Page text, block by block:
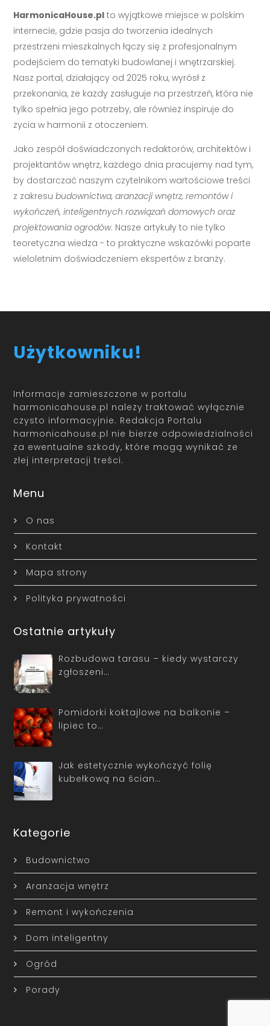
HarmonicaHouse.pl to wyjątkowe miejsce w polskim
internecie, gdzie pasja do tworzenia idealnych
przestrzeni mieszkalnych łączy się z profesjonalnym
podejściem do tematyki budowlanej i wnętrzarskiej.
Nasz portal, działający od 2025 roku, wyrósł z
przekonania, że każdy zasługuje na przestrzeń, która nie
tylko spełnia jego potrzeby, ale również inspiruje do
życia w harmonii z otoczeniem.
Jako zespół doświadczonych redaktorów, architektów i
projektantów wnętrz, każdego dnia pracujemy nad tym,
by dostarczać naszym czytelnikom wartościowe treści
z zakresubudownictwa, aranżacji wnętrz, remontów i
wykończeń, inteligentnych rozwiązań domowych oraz
projektowania ogrodów. Nasze artykuły to nie tylko
teoretyczna wiedza - to praktyczne wskazówki poparte
wieloletnim doświadczeniem ekspertów z branży.
Użytkowniku!
Informacje zamieszczone w portalu
harmonicahouse.pl należy traktować wyłącznie
czysto informacyjnie. Redakcja Portalu
harmonicahouse.pl nie bierze odpowiedzialności
za ewentualne szkody, które mogą wynikać ze
złej interpretacji treści.
Menu
O nas
Kontakt
Mapa strony
Polityka prywatności
Ostatnie artykuły
Rozbudowa tarasu – kiedy wystarczy
zgłoszeni…
Pomidorki koktajlowe na balkonie –
lipiec to…
Jak estetycznie wykończyć folię
kubełkową na ścian…
Kategorie
Budownictwo
Aranżacja wnętrz
Remont i wykończenia
Dom inteligentny
Ogród
Porady